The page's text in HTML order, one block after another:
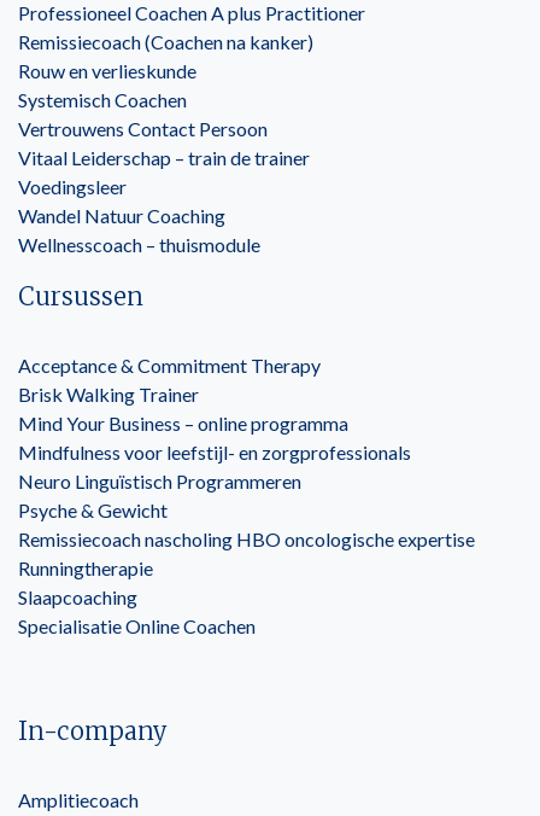
Professioneel Coachen A plus Practitioner
Remissiecoach (Coachen na kanker)
Rouw en verlieskunde
Systemisch Coachen
Vertrouwens Contact Persoon
Vitaal Leiderschap – train de trainer
Voedingsleer
Wandel Natuur Coaching
Wellnesscoach – thuismodule
Cursussen
Acceptance & Commitment Therapy
Brisk Walking Trainer
Mind Your Business – online programma
Mindfulness voor leefstijl- en zorgprofessionals
Neuro Linguïstisch Programmeren
Psyche & Gewicht
Remissiecoach nascholing HBO oncologische expertise
Runningtherapie
Slaapcoaching
Specialisatie Online Coachen
In-company
Amplitiecoach